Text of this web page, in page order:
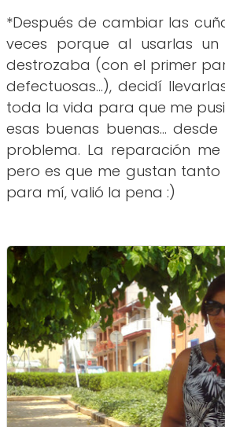
*Después de cambiar las
veces porque al usarlas
destrozaba (con el primer
defectuosas...), decidí
toda la vida para que me
esas buenas buenas... desde
problema. La reparación
pero es que me gustan tanto
para mí, valió la pena :)